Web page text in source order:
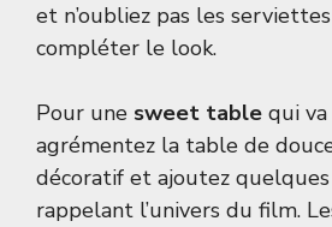
et n’oubliez pas les
compléter le look.
Pour une sweet table qui
agrémentez la table de
décoratif et ajoutez
rappelant l’univers du film.